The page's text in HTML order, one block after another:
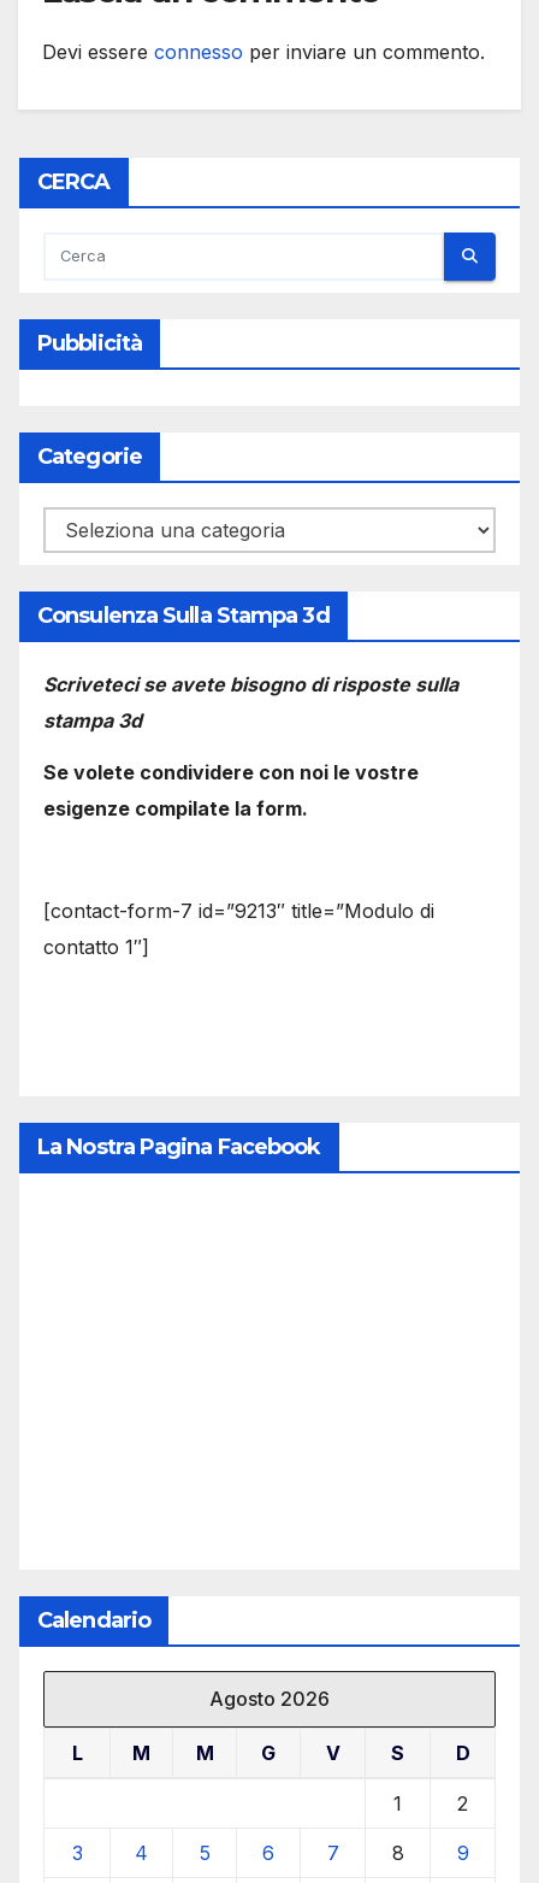
Devi essere connesso per inviare un commento.
CERCA
Pubblicità
Categorie
Categorie
Consulenza Sulla Stampa 3d
Scriveteci se avete bisogno di risposte sulla
stampa 3d
Se volete condividere con noi le vostre
esigenze compilate la form.
[contact-form-7 id=”9213″ title=”Modulo di
contatto 1″]
La Nostra Pagina Facebook
Calendario
Agosto 2026
L M M G V S D
1 2
3 4 5 6 7 8 9